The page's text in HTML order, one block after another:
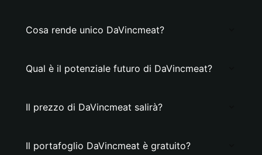
Cosa rende unico DaVincmeat?
Qual è il potenziale futuro di DaVincmeat?
Il prezzo di DaVincmeat salirà?
Il portafoglio DaVincmeat è gratuito?